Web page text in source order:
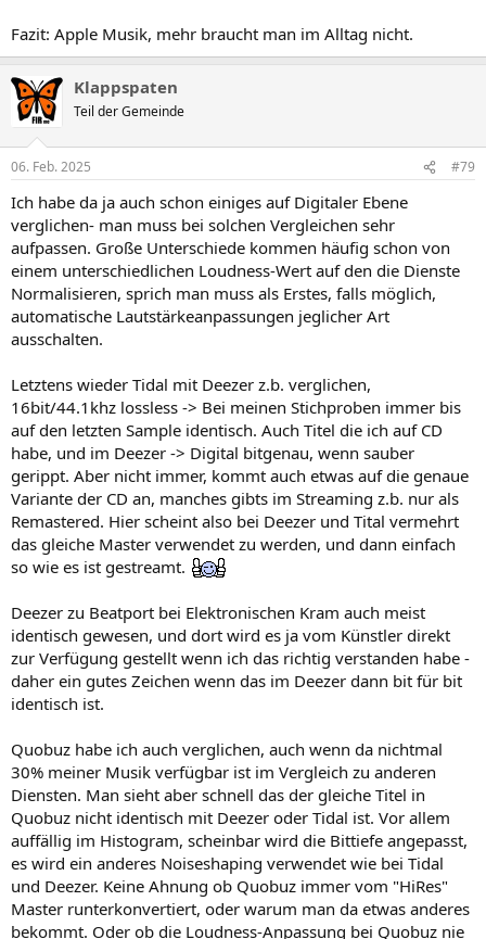
Fazit: Apple Musik, mehr braucht man im Alltag nicht.
Klappspaten
Teil der Gemeinde
06. Feb. 2025 #79
Ich habe da ja auch schon einiges auf Digitaler Ebene
verglichen- man muss bei solchen Vergleichen sehr
aufpassen. Große Unterschiede kommen häufig schon von
einem unterschiedlichen Loudness-Wert auf den die Dienste
Normalisieren, sprich man muss als Erstes, falls möglich,
automatische Lautstärkeanpassungen jeglicher Art
ausschalten.
Letztens wieder Tidal mit Deezer z.b. verglichen,
16bit/44.1khz lossless -> Bei meinen Stichproben immer bis
auf den letzten Sample identisch. Auch Titel die ich auf CD
habe, und im Deezer -> Digital bitgenau, wenn sauber
gerippt. Aber nicht immer, kommt auch etwas auf die genaue
Variante der CD an, manches gibts im Streaming z.b. nur als
Remastered. Hier scheint also bei Deezer und Tital vermehrt
das gleiche Master verwendet zu werden, und dann einfach
so wie es ist gestreamt.
Deezer zu Beatport bei Elektronischen Kram auch meist
identisch gewesen, und dort wird es ja vom Künstler direkt
zur Verfügung gestellt wenn ich das richtig verstanden habe -
daher ein gutes Zeichen wenn das im Deezer dann bit für bit
identisch ist.
Quobuz habe ich auch verglichen, auch wenn da nichtmal
30% meiner Musik verfügbar ist im Vergleich zu anderen
Diensten. Man sieht aber schnell das der gleiche Titel in
Quobuz nicht identisch mit Deezer oder Tidal ist. Vor allem
auffällig im Histogram, scheinbar wird die Bittiefe angepasst,
es wird ein anderes Noiseshaping verwendet wie bei Tidal
und Deezer. Keine Ahnung ob Quobuz immer vom "HiRes"
Master runterkonvertiert, oder warum man da etwas anderes
bekommt. Oder ob die Loudness-Anpassung bei Quobuz nie